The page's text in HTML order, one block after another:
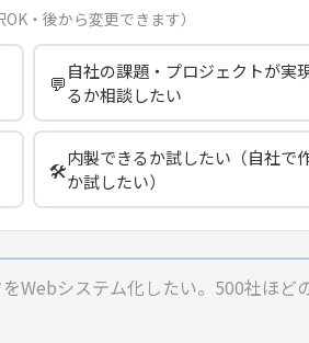
・後から変更できます）
💬自社の課題・プロジェクトが実
るか相談したい
🛠️内製できるか試したい（自社で
か試したい）